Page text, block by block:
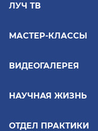
ЛУЧ ТВ
МАСТЕР-КЛАССЫ
ВИДЕОГАЛЕРЕЯ
НАУЧНАЯ ЖИЗНЬ
ОТДЕЛ ПРАКТИКИ